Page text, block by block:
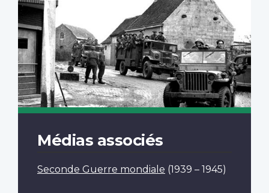
Médias associés
Seconde Guerre mondiale (1939 – 1945)